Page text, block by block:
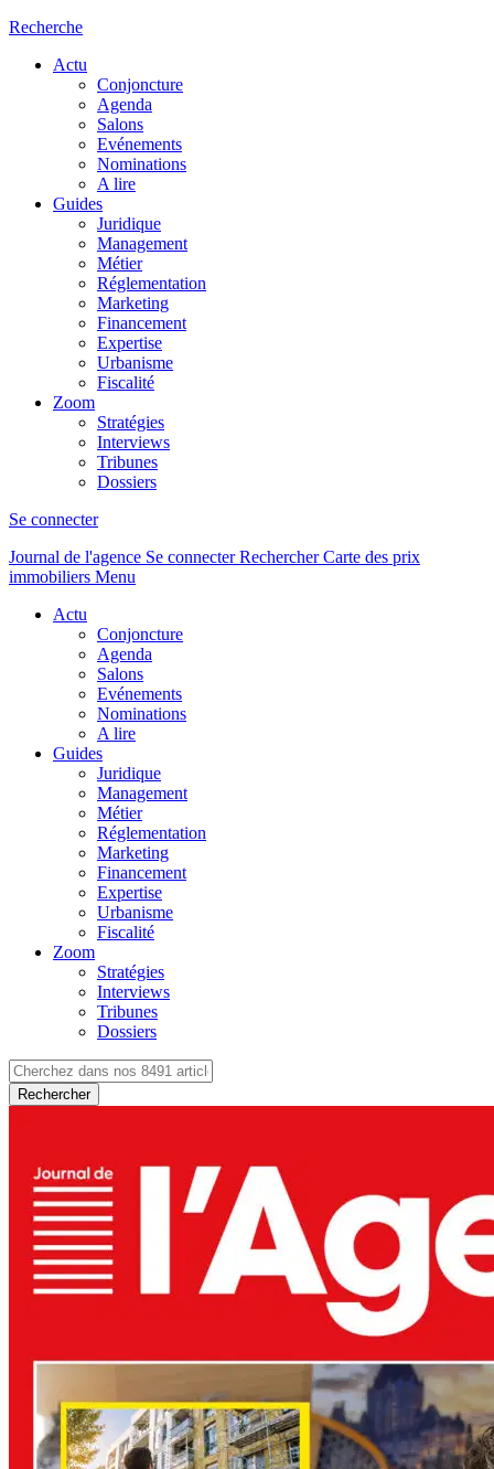
Recherche
Actu
Conjoncture
Agenda
Salons
Evénements
Nominations
A lire
Guides
Juridique
Management
Métier
Réglementation
Marketing
Financement
Expertise
Urbanisme
Fiscalité
Zoom
Stratégies
Interviews
Tribunes
Dossiers
Se connecter
Journal de l'agence Se connecterRechercher Carte des prix
immobiliers Menu
Actu
Conjoncture
Agenda
Salons
Evénements
Nominations
A lire
Guides
Juridique
Management
Métier
Réglementation
Marketing
Financement
Expertise
Urbanisme
Fiscalité
Zoom
Stratégies
Interviews
Tribunes
Dossiers
Rechercher